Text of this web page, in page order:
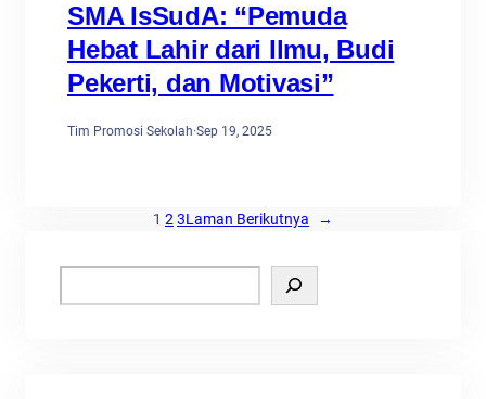
SMA IsSudA: “Pemuda
Hebat Lahir dari Ilmu, Budi
Pekerti, dan Motivasi”
Tim Promosi Sekolah·Sep 19, 2025
1 23Laman Berikutnya →
e